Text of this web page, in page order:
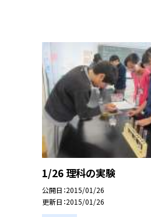
1/26 理科の実験
公開日 2015/01/26
更新日 2015/01/26